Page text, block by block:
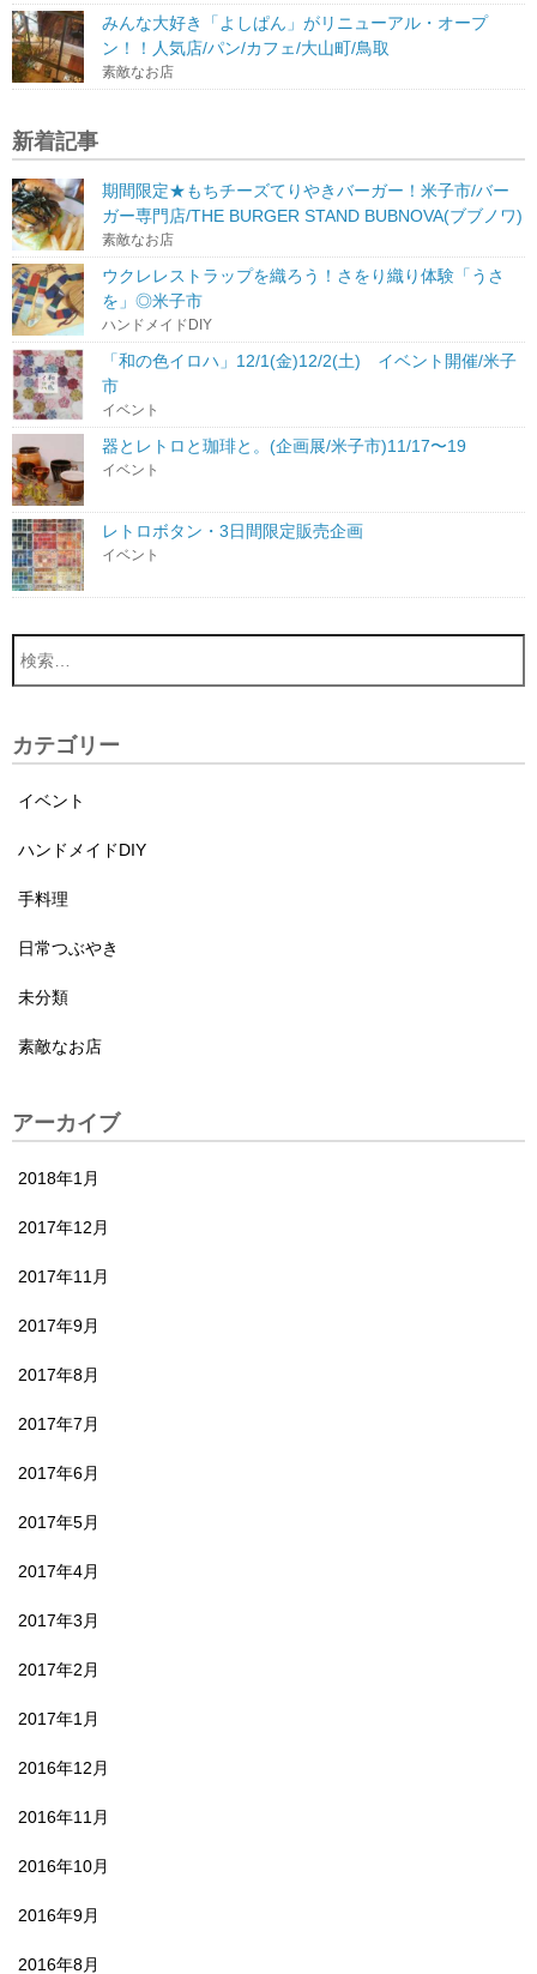
みんな大好き「よしぱん」がリニューアル・オープ
ン！！人気店/パン/カフェ/大山町/鳥取
素敵なお店
新着記事
期間限定★もちチーズてりやきバーガー！米子市/バー
ガー専門店/THE BURGER STAND BUBNOVA(ブブノワ)
素敵なお店
ウクレレストラップを織ろう！さをり織り体験「うさ
を」◎米子市
ハンドメイドDIY
「和の色イロハ」12/1(金)12/2(土) イベント開催/米子
市
イベント
器とレトロと珈琲と。(企画展/米子市)11/17〜19
イベント
レトロボタン・3日間限定販売企画
イベント
カテゴリー
イベント
ハンドメイドDIY
手料理
日常つぶやき
未分類
素敵なお店
アーカイブ
2018年1月
2017年12月
2017年11月
2017年9月
2017年8月
2017年7月
2017年6月
2017年5月
2017年4月
2017年3月
2017年2月
2017年1月
2016年12月
2016年11月
2016年10月
2016年9月
2016年8月